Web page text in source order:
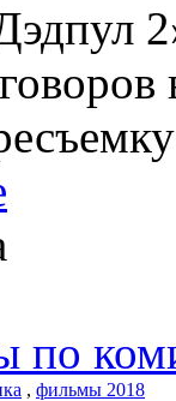
по
, фильмы 2018